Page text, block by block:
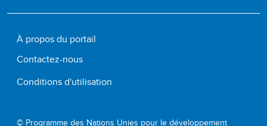
© Programme des Nations Unies pour le développement
À propos du portail
Contactez-nous
Conditions d'utilisation